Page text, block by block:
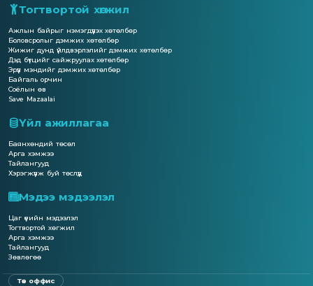
Тогтвортой хөгжил
Ажлын байрыг нэмэгдүүлэх хөтөлбөр
Боловсролыг дэмжих хөтөлбөр
Жижиг дунд үйлдвэрлэлийг дэмжих хөтөлбөр
Дэд бүтцийг сайжруулах хөтөлбөр
Эрүүл мэндийг дэмжих хөтөлбөр
Байгаль орчин
Соёлын өв
Save Mazaalai
Үйл ажиллагаа
Баянхөндий төсөл
Арга хэмжээ
Тайлангууд
Хэрэгжүүлж буй төслүүд
Мэдээ мэдээлэл
Цаг үеийн мэдээлэл
Тогтвортой хөгжил
Арга хэмжээ
Тайлангууд
Зөвлөгөө
Төв оффис